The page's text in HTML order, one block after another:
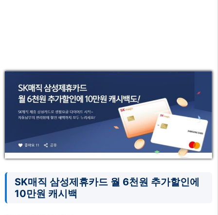
SK매직 삼성제휴카드 월 6천원 추가할인에
10만원 캐시백